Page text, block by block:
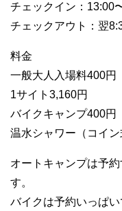
チェックイン：13:00
チェックアウト：翌
料金
一般大人入場料400円
1サイト3,160円
バイクキャンプ400円
温水シャワー（コイ
オートキャンプは予
す。
バイクは予約いっぱ